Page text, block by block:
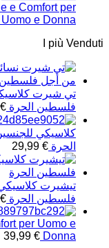
e Comfort per
Uomo e Donna
I più Venduti
تي شيرت
فلسطين الحرة €
كلاسيكي
الحرة
29,99 €
تيشيرت كلاسيكي
فلسطين الحرة €
per Uomo e
Donna
39,99 €